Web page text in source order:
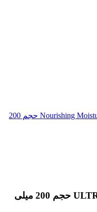
کرم مو تقویت کننده ماکادامیا مدل Nourishing Moisture حجم 200
کرم مو ماکادامیا مدل ULTRA RICH حجم 200 میلی